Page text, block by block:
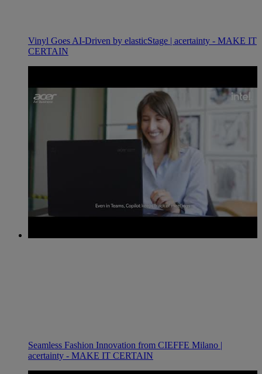
Vinyl Goes AI-Driven by elasticStage | acertainty - MAKE IT
CERTAIN
Seamless Fashion Innovation from CIEFFE Milano |
acertainty - MAKE IT CERTAIN